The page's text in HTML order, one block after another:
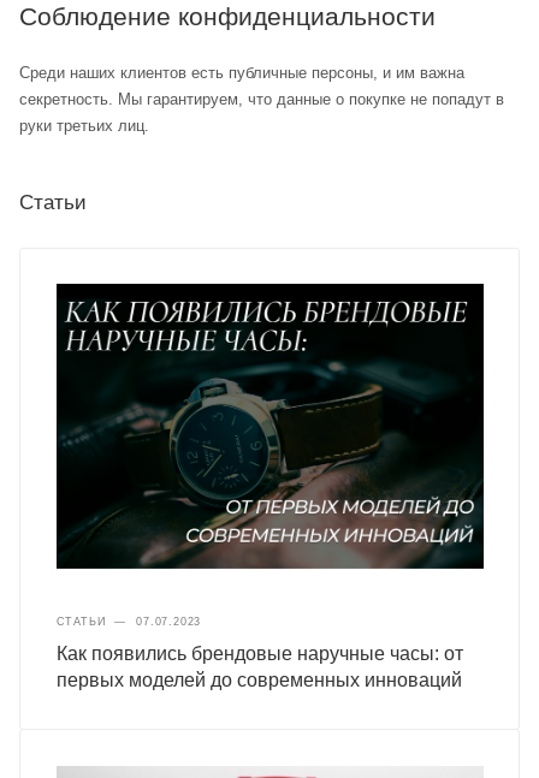
Соблюдение конфиденциальности
Среди наших клиентов есть публичные персоны, и им важна
секретность. Мы гарантируем, что данные о покупке не попадут в
руки третьих лиц.
Статьи
СТАТЬИ — 07.07.2023
Как появились брендовые наручные часы: от
первых моделей до современных инноваций